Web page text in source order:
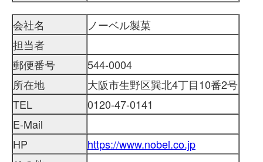
会社名
ノーベル製菓
担当者
郵便番号
544-0004
所在地
大阪市生野区巽北4丁目10番2号
TEL
0120-47-0141
E-Mail
HP
https://www.nobel.co.jp